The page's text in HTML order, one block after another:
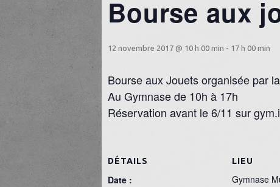
Bourse aux
12 novembre 2017 @ 10 h 00 min - 17 h 00 min
Bourse aux Jouets organisée par
Au Gymnase de 10h à 17h
Réservation avant le 6/11 sur
DÉTAILS
Date :
LIEU
Gymnase